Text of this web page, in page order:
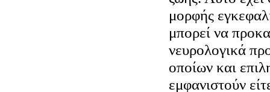
μορφής
μπορεί να
νευρολογικά
οποίων και
εμφανιστούν